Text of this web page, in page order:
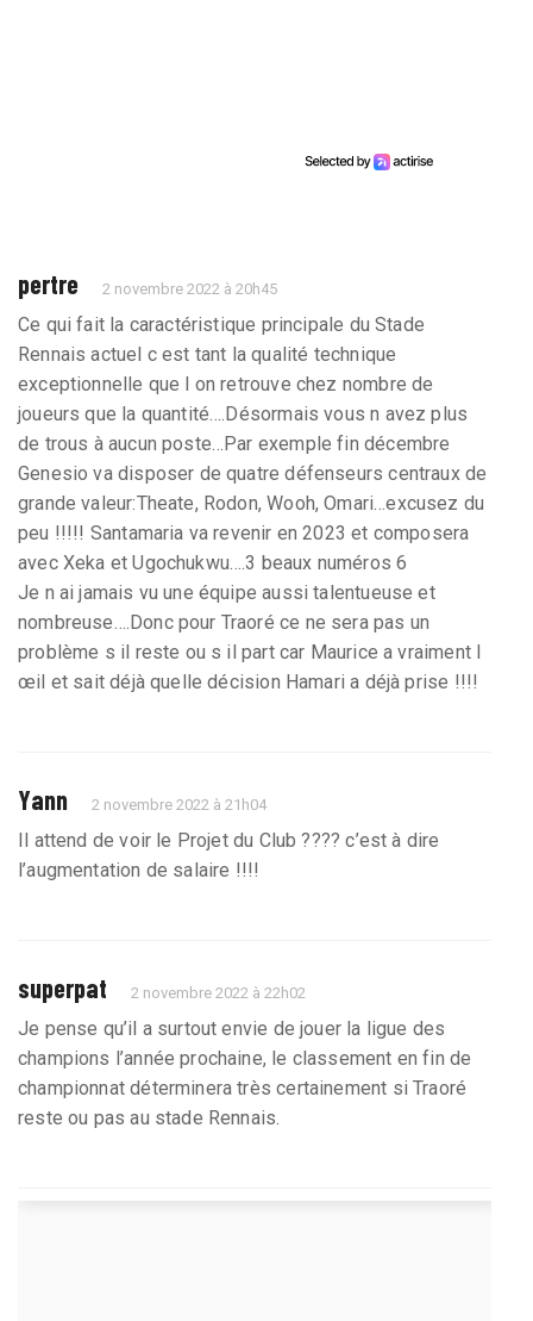
pertre 2 novembre 2022 à 20h45
Ce qui fait la caractéristique principale du Stade
Rennais actuel c est tant la qualité technique
exceptionnelle que l on retrouve chez nombre de
joueurs que la quantité….Désormais vous n avez plus
de trous à aucun poste…Par exemple fin décembre
Genesio va disposer de quatre défenseurs centraux de
grande valeur:Theate, Rodon, Wooh, Omari…excusez du
peu !!!!! Santamaria va revenir en 2023 et composera
avec Xeka et Ugochukwu….3 beaux numéros 6
Je n ai jamais vu une équipe aussi talentueuse et
nombreuse….Donc pour Traoré ce ne sera pas un
problème s il reste ou s il part car Maurice a vraiment l
œil et sait déjà quelle décision Hamari a déjà prise !!!!
Yann 2 novembre 2022 à 21h04
Il attend de voir le Projet du Club ???? c’est à dire
l’augmentation de salaire !!!!
superpat 2 novembre 2022 à 22h02
Je pense qu’il a surtout envie de jouer la ligue des
champions l’année prochaine, le classement en fin de
championnat déterminera très certainement si Traoré
reste ou pas au stade Rennais.